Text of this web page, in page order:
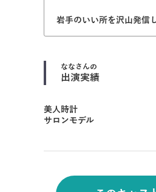
岩手のいい所を沢山発信
なな さんの
出演実績
美人時計
サロンモデル